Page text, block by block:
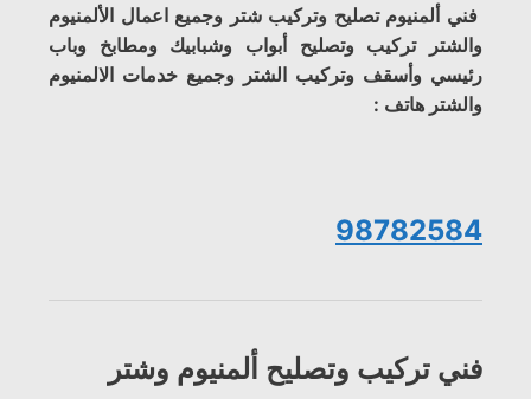
فني ألمنيوم تصليح وتركيب شتر وجميع اعمال الألمنيوم
والشتر تركيب وتصليح أبواب وشبابيك ومطابخ وباب
رئيسي وأسقف وتركيب الشتر وجميع خدمات الالمنيوم
والشتر هاتف :
98782584
فني تركيب وتصليح ألمنيوم وشتر